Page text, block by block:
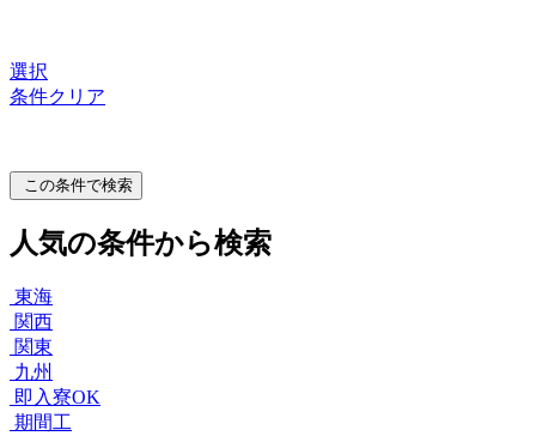
選択
条件クリア
この条件で検索
人気の条件から検索
東海
関西
関東
九州
即入寮OK
期間工